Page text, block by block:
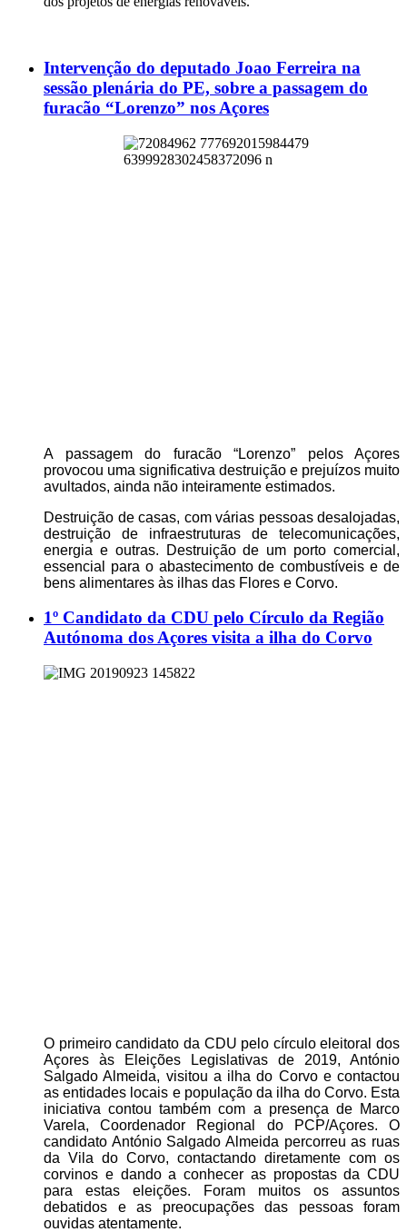
Intervenção do deputado Joao Ferreira na
sessão plenária do PE, sobre a passagem do
furacão “Lorenzo” nos Açores
A passagem do furacão “Lorenzo” pelos Açores
provocou uma significativa destruição e prejuízos muito
avultados, ainda não inteiramente estimados.
Destruição de casas, com várias pessoas desalojadas,
destruição de infraestruturas de telecomunicações,
energia e outras. Destruição de um porto comercial,
essencial para o abastecimento de combustíveis e de
bens alimentares às ilhas das Flores e Corvo.
1º Candidato da CDU pelo Círculo da Região
Autónoma dos Açores visita a ilha do Corvo
O primeiro candidato da CDU pelo círculo eleitoral dos
Açores às Eleições Legislativas de 2019, António
Salgado Almeida, visitou a ilha do Corvo e contactou
as entidades locais e população da ilha do Corvo. Esta
iniciativa contou também com a presença de Marco
Varela, Coordenador Regional do PCP/Açores. O
candidato António Salgado Almeida percorreu as ruas
da Vila do Corvo, contactando diretamente com os
corvinos e dando a conhecer as propostas da CDU
para estas eleições. Foram muitos os assuntos
debatidos e as preocupações das pessoas foram
ouvidas atentamente.